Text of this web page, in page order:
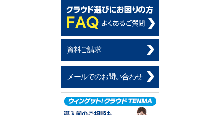
資料ご請求
メールでのお問い合わせ